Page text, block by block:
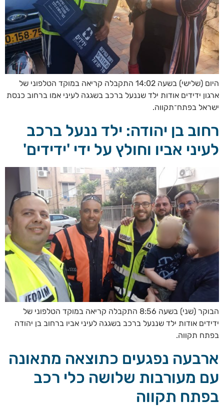
היום (שלישי) בשעה 14:02 התקבלה קריאה במוקד הטלפוני של
ארגון ידידים אודות ילד שננעל ברכב בשגגה לעיני אמו ברחוב כנסת
ישראל בפתח־תקווה.
רחוב בן יהודה: ילד ננעל ברכב
לעיני אביו וחולץ על ידי 'ידידים'
הבוקר (שני) בשעה 8:56 התקבלה קריאה במוקד הטלפוני של
ידידים אודות ילד שננעל ברכב בשגגה לעיני אביו ברחוב בן יהודה
בפתח תקווה.
ארבעה נפגעים כתוצאה מתאונה
עם מעורבות שלושה כלי רכב
בפתח תקווה